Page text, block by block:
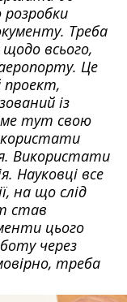
розробки
Треба
всього,
Це
проект,
із
тут свою
Використати
Науковці все
на що слід
став
цього
через
треба